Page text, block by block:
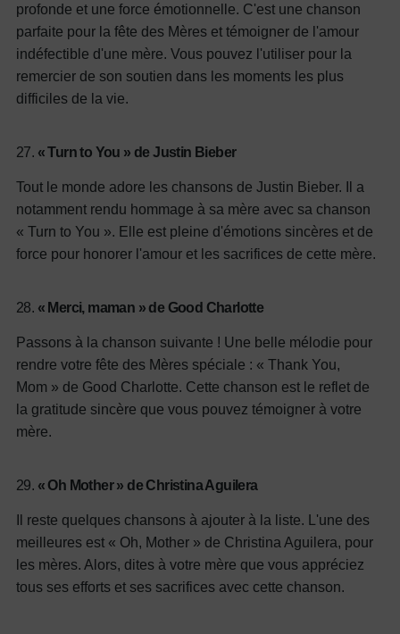
profonde et une force émotionnelle. C'est une chanson
parfaite pour la fête des Mères et témoigner de l'amour
indéfectible d'une mère. Vous pouvez l'utiliser pour la
remercier de son soutien dans les moments les plus
difficiles de la vie.
27. « Turn to You » de Justin Bieber
Tout le monde adore les chansons de Justin Bieber. Il a
notamment rendu hommage à sa mère avec sa chanson
« Turn to You ». Elle est pleine d'émotions sincères et de
force pour honorer l'amour et les sacrifices de cette mère.
28. « Merci, maman » de Good Charlotte
Passons à la chanson suivante ! Une belle mélodie pour
rendre votre fête des Mères spéciale : « Thank You,
Mom » de Good Charlotte. Cette chanson est le reflet de
la gratitude sincère que vous pouvez témoigner à votre
mère.
29. « Oh Mother » de Christina Aguilera
Il reste quelques chansons à ajouter à la liste. L'une des
meilleures est « Oh, Mother » de Christina Aguilera, pour
les mères. Alors, dites à votre mère que vous appréciez
tous ses efforts et ses sacrifices avec cette chanson.